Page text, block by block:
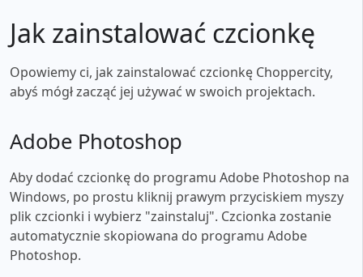
Jak zainstalować czcionkę
Opowiemy ci, jak zainstalować czcionkę Choppercity,
abyś mógł zacząć jej używać w swoich projektach.
Adobe Photoshop
Aby dodać czcionkę do programu Adobe Photoshop na
Windows, po prostu kliknij prawym przyciskiem myszy
plik czcionki i wybierz "zainstaluj". Czcionka zostanie
automatycznie skopiowana do programu Adobe
Photoshop.